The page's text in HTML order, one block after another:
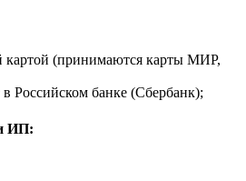
картой (принимаются карты МИР,
Российском банке (Сбербанк);
ИП: